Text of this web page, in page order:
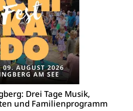
Drei Tage Musik,
und Familienprogramm